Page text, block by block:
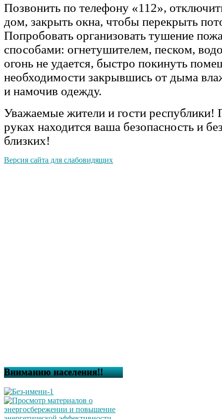
Позвонить по телефону «112»,
дом, закрыть окна, чтобы перекрыть
Попробовать организовать тушение
способами: огнетушителем, песком,
огонь не удается, быстро покинуть
необходимости закрывшись от дыма
и намочив одежду.
Уважаемые жители и гости
руках находится ваша безопасность и
близких!
Версия сайта для слабовидящих
Вниманию населения!!